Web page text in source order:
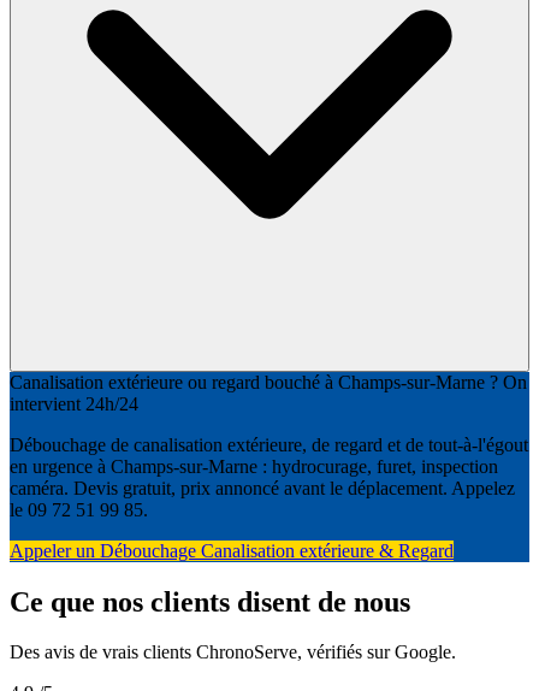
Canalisation extérieure ou regard bouché à Champs-sur-Marne ? On
intervient 24h/24
Débouchage de canalisation extérieure, de regard et de tout-à-l'égout
en urgence à Champs-sur-Marne : hydrocurage, furet, inspection
caméra. Devis gratuit, prix annoncé avant le déplacement. Appelez
le 09 72 51 99 85.
Appeler un Débouchage Canalisation extérieure & Regard
Ce que nos clients disent de nous
Des avis de vrais clients ChronoServe, vérifiés sur Google.